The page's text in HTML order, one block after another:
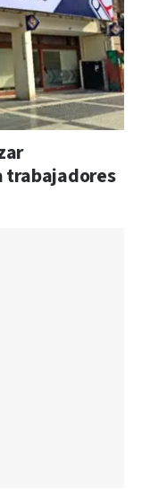
trabajadores